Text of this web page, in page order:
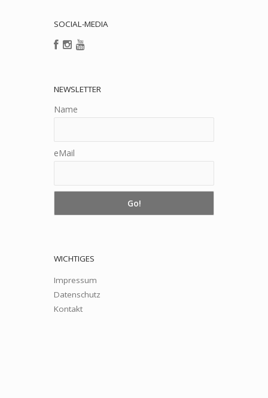
SOCIAL-MEDIA
NEWSLETTER
Name
eMail
WICHTIGES
Impressum
Datenschutz
Kontakt